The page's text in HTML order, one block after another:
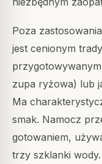
Poza
jest cenionym
zupa ryżowa) lub
Ma
smak. Namocz
gotowaniem,
trzy szklanki